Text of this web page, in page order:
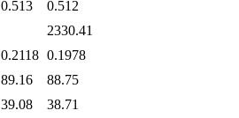
0.513
0.512
2330.41
0.2118 0.1978
89.16
88.75
39.08
38.71